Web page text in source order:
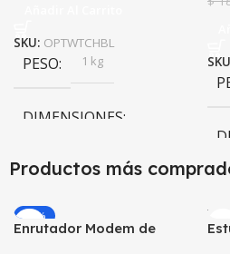
SKU: OPTWTCHBL
PESO 1 kg
DIMENSIONES
20 × 20 × 20 cm
Productos más
-20%
Enrutador Modem de